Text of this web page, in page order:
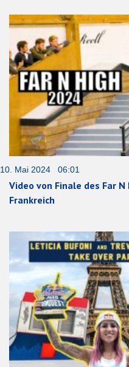
10. Mai 2024 06:01
Video von Finale des Far
Frankreich